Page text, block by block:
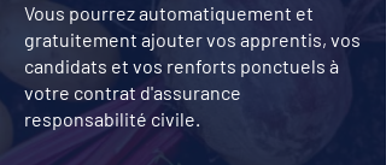
Vous pourrez automatiquement et
gratuitement ajouter vos apprentis, vos
candidats et vos renforts ponctuels à
votre contrat d'assurance
responsabilité civile.